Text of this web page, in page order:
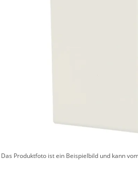
Das Produktfoto ist ein Beispielbild und kann